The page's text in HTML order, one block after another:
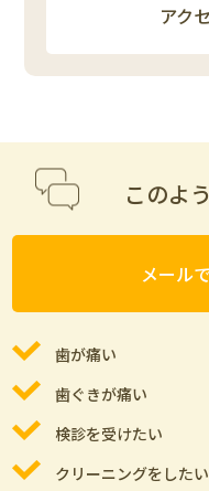
アク
このよ
メール
歯が痛い
歯ぐきが痛い
検診を受けたい
クリーニングをしたい